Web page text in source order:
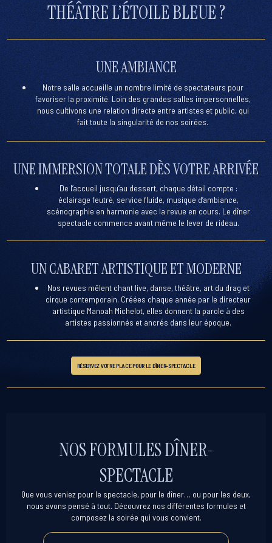
THÉÂTRE L’ÉTOILE BLEUE ?
UNE AMBIANCE
Notre salle accueille un nombre limité de spectateurs pour
favoriser la proximité. Loin des grandes salles impersonnelles,
nous cultivons unerelation directe entre artistes et public, qui
fait toute la singularité de nos soirées.
UNE IMMERSION TOTALE DÈS VOTRE ARRIVÉE
De l’accueil jusqu’au dessert, chaque détail compte :
éclairage feutré, service fluide, musique d’ambiance,
scénographie en harmonie avec la revue en cours. Le dîner
spectacle commence avant même le lever de rideau.
UN CABARET ARTISTIQUE ET MODERNE
Nos revues mêlent chant live, danse, théâtre, art du drag et
cirque contemporain. Créées chaque année par ledirecteur
artistique Manoah Michelot, elles donnent la parole à des
artistes passionnés et ancrés dans leur époque.
RÉSERVEZ VOTRE PLACE POUR LE DÎNER-SPECTACLE
NOS FORMULES DÎNER-
SPECTACLE
Que vous veniez pour le spectacle, pour le dîner… ou pour les deux,
nous avons pensé à tout. Découvrez nos différentes formules et
composez la soirée qui vous convient.